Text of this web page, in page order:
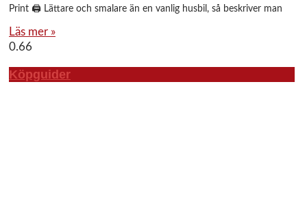
Print 🖨 Lättare och smalare än en vanlig husbil, så beskriver man
Läs mer »
Köpguider